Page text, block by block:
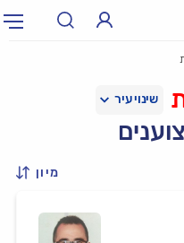
מיון